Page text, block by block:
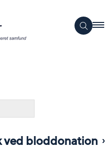
ved bloddonation